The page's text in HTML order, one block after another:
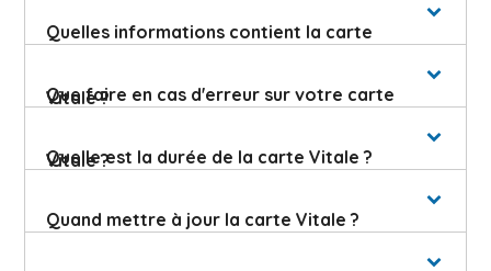
Quelles informations contient la carte
Vitale ?
Que faire en cas d'erreur sur votre carte
Vitale ?
Quelle est la durée de la carte Vitale ?
Quand mettre à jour la carte Vitale ?